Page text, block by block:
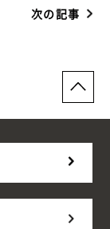
次の記事